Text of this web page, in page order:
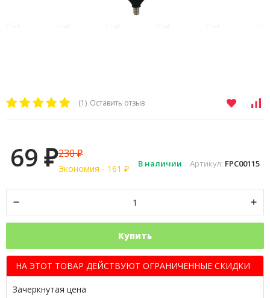
(1) Оставить отзыв
Артикул: FPC00115
В наличии
69 ₽230₽
Экономия - 161 ₽
Купить
НА ЭТОТ ТОВАР ДЕЙСТВУЮТ ОГРАНИЧЕННЫЕ СКИДКИ
Зачеркнутая цена